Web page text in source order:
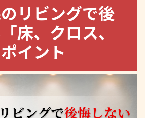
リビングで後
床、クロス、
イント